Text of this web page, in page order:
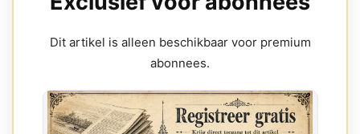
Dit artikel is alleen beschikbaar voor premium
abonnees.